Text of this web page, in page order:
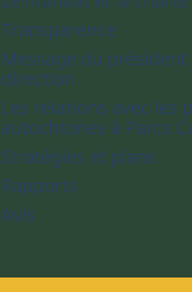
Transparence
Message du président
direction
Les relations avec les
autochtones à Parcs
Stratégies et plans
Rapports
Avis